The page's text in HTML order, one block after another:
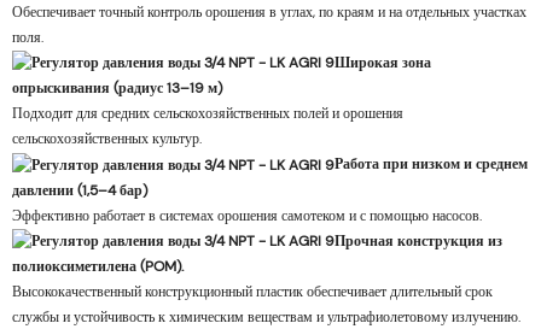
Обеспечивает точный контроль орошения в углах, по краям и на отдельных участках
поля.
Широкая зона
опрыскивания (радиус 13–19 м)
Подходит для средних сельскохозяйственных полей и орошения
сельскохозяйственных культур.
Работа при низком и среднем
давлении (1,5–4 бар)
Эффективно работает в системах орошения самотеком и с помощью насосов.
Прочная конструкция из
полиоксиметилена (POM).
Высококачественный конструкционный пластик обеспечивает длительный срок
службы и устойчивость к химическим веществам и ультрафиолетовому излучению.